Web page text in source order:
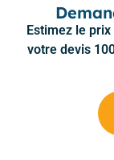
Estimez le
votre devis